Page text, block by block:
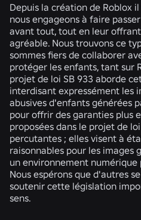
Depuis la création de Roblox
nous engageons à faire
avant tout, tout en leur
agréable. Nous trouvons ce
sommes fiers de collaborer
protéger les enfants, tant sur
projet de loi SB 933 aborde
interdisant expressément les
abusives d'enfants générées
pour offrir des garanties plus
proposées dans le projet de
percutantes ; elles visent à
raisonnables pour les images
un environnement numérique
Nous espérons que d'autres
soutenir cette législation
sens.